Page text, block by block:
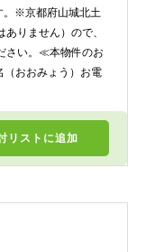
リスト に追加
。※京都府山城北土
りません）ので、
さい。≪本物件のお
（おおみょう）お電